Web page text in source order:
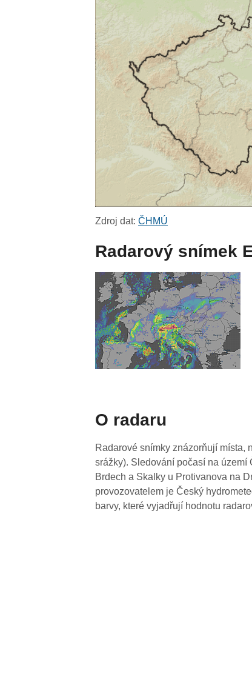
Zdroj dat:ČHMÚ
Radarový snímek
O radaru
Radarové snímky znázorňují místa,
srážky). Sledování počasí na
Brdech a Skalky u Protivanova na
provozovatelem je Český
barvy, které vyjadřují hodnotu